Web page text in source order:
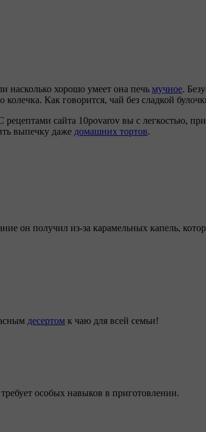
насколько хорошо умеет она печь мучное.
Как говорится, чай без сладкой
сайта 10povarov вы с легкостью,
выпечку даже домашних тортов.
он получил из-за карамельных капель,
десертом к чаю для всей семьи!
особых навыков в приготовлении.